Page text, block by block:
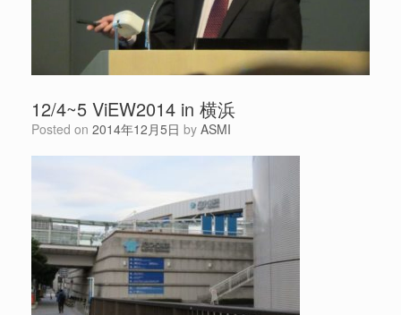
12/4~5 ViEW2014 in 横浜
Posted on 2014年12月5日 by ASMI